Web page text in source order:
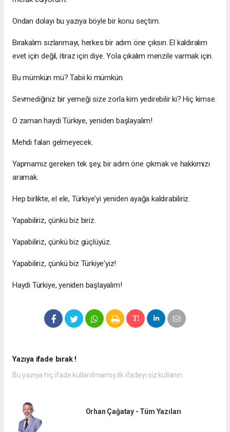
Ondan dolayı bu yazıya böyle bir konu seçtim.
Bırakalım sızlanmayı, herkes bir adım öne çıksın. El kaldıralım
evet için değil, itiraz için diye. Yola çıkalım menzile varmak için.
Bu mümkün mü? Tabii ki mümkün.
Sevmediğiniz bir yemeği size zorla kim yedirebilir ki? Hiç kimse.
O zaman haydi Türkiye, yeniden başlayalım!
Mehdi falan gelmeyecek.
Yapmamız gereken tek şey, bir adım öne çıkmak ve hakkımızı
aramak.
Hep birlikte, el ele, Türkiye'yi yeniden ayağa kaldırabiliriz.
Yapabiliriz, çünkü biz biriz.
Yapabiliriz, çünkü biz güçlüyüz.
Yapabiliriz, çünkü biz Türkiye'yiz!
Haydi Türkiye, yeniden başlayalım!
Yazıya ifade bırak !
Bu yazıya hiç ifade kullanılmamış ilk ifadeyi siz kullanın.
Orhan Çağatay - Tüm Yazıları